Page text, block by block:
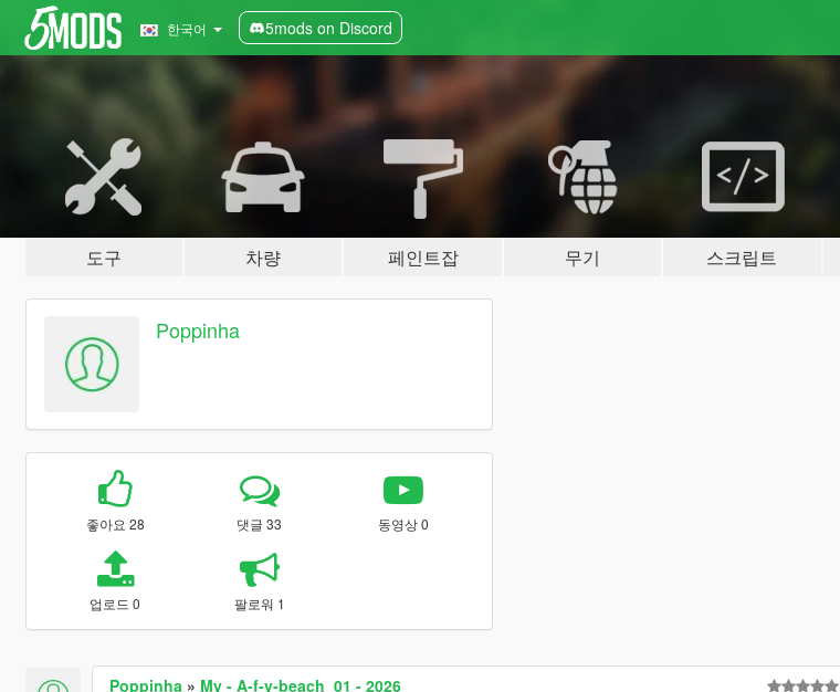
한국어 5mods on Discord
도구 차량 페인트잡 무기 스크립트
Poppinha
좋아요 28 댓글 33 동영상 0
업로드 0 팔로워 1
Poppinha » My - A-f-y-beach_01 - 2026